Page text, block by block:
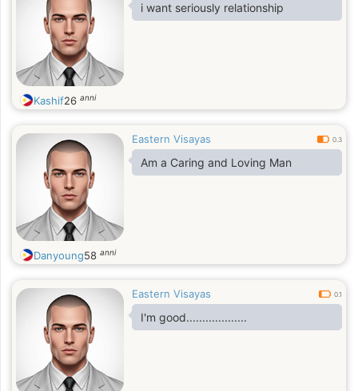
i want seriously relationship
Kashif26 anni
Eastern Visayas 0.3
Am a Caring and Loving Man
Danyoung58 anni
Eastern Visayas 0.1
I'm good...................